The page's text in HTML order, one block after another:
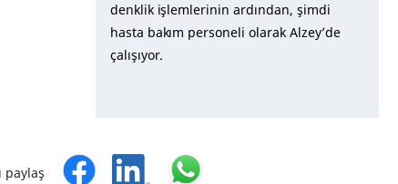
denklik işlemlerinin ardından, şimdi
hasta bakım personeli olarak Alzey’de
çalışıyor.
paylaş